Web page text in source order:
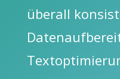
überall